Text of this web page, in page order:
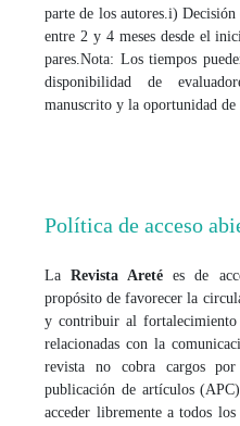
parte de los autores. i) Decisión
entre 2 y 4 meses desde el
pares.Nota: Los tiempos
disponibilidad de
manuscrito y la oportunidad de
Política de acceso
LaRevista Areté es de
propósito de favorecer la
y contribuir al fortalecimiento
relacionadas con la
revista no cobra cargos por
publicación de artículos
acceder libremente a todos